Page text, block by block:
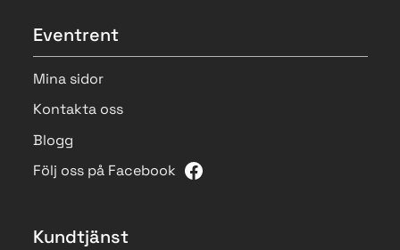
Eventrent
Mina sidor
Kontakta oss
Blogg
Följ oss på Facebook
Kundtjänst